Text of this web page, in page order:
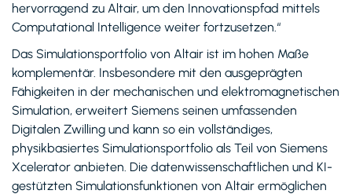
hervorragend zu Altair, um den Innovationspfad mittels
Computational Intelligence weiter fortzusetzen.“
Das Simulationsportfolio von Altair ist im hohen Maße
komplementär. Insbesondere mit den ausgeprägten
Fähigkeiten in der mechanischen und elektromagnetischen
Simulation, erweitert Siemens seinen umfassenden
Digitalen Zwilling und kann so ein vollständiges,
physikbasiertes Simulationsportfolio als Teil von Siemens
Xcelerator anbieten. Die datenwissenschaftlichen und KI-
gestützten Simulationsfunktionen von Altair ermöglichen